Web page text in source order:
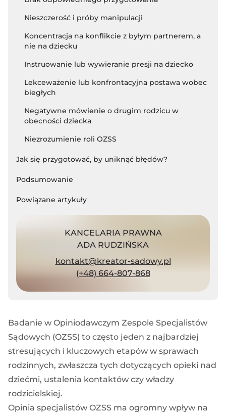
Nieszczerość i próby manipulacji
Koncentracja na konflikcie z byłym partnerem, a
nie na dziecku
Instruowanie lub wywieranie presji na dziecko
Lekceważenie lub konfrontacyjna postawa wobec
biegłych
Negatywne mówienie o drugim rodzicu w
obecności dziecka
Niezrozumienie roli OZSS
Jak się przygotować, by uniknąć błędów?
Podsumowanie
Powiązane artykuły
KANCELARIA PRAWNA
ADA RUDZIŃSKA
kontakt@kreator-sadowy.pl
(+48) 664-807-868
Badanie w Opiniodawczym Zespole Specjalistów
Sądowych (OZSS) to często jeden z najbardziej
stresujących i kluczowych etapów w sprawach
rodzinnych, zwłaszcza tych dotyczących opieki nad
dziećmi, ustalenia kontaktów czy władzy
rodzicielskiej.
Opinia specjalistów OZSS ma ogromny wpływ na